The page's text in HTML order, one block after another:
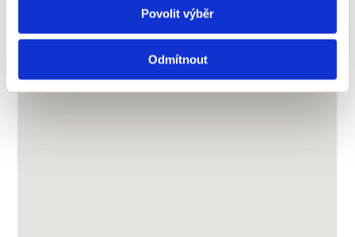
Povolit výběr
Odmítnout
Borský, MBA, LL.M., MSc., projektový manažér
digitalizácie a umelej inteligencie na NEWTON
University a vedúci Centra rozvoja kompetencií.